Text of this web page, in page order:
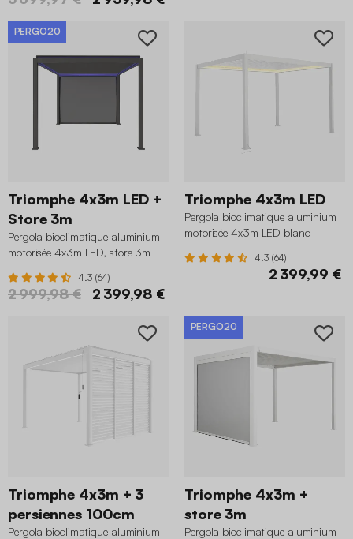
PERGO20
Triomphe 4x3m LED +
Store 3m
Pergola bioclimatique aluminium
motorisée 4x3m LED, store 3m
4.3 (64)
2 999,98 € 2 399,98 €
Triomphe 4x3m LED
Pergola bioclimatique aluminium
motorisée 4x3m LED blanc
4.3 (64)
2 399,99 €
Triomphe 4x3m + 3
persiennes 100cm
Pergola bioclimatique aluminium
PERGO20
Triomphe 4x3m +
store 3m
Pergola bioclimatique aluminium